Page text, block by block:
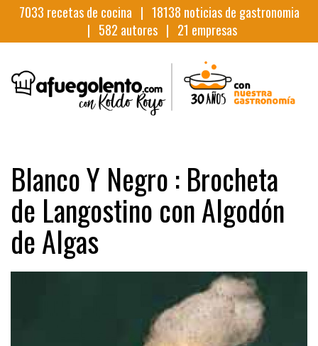
7033 recetas de cocina | 18138 noticias de gastronomia
| 582 autores | 21 empresas
Blanco Y Negro : Brocheta
de Langostino con Algodón
de Algas